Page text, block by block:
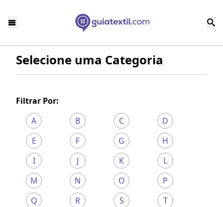
Selecione uma Categoria
Filtrar Por:
A
B C
D
E
F G
H
I
J K
L
M
N O
P
Q
R S
T